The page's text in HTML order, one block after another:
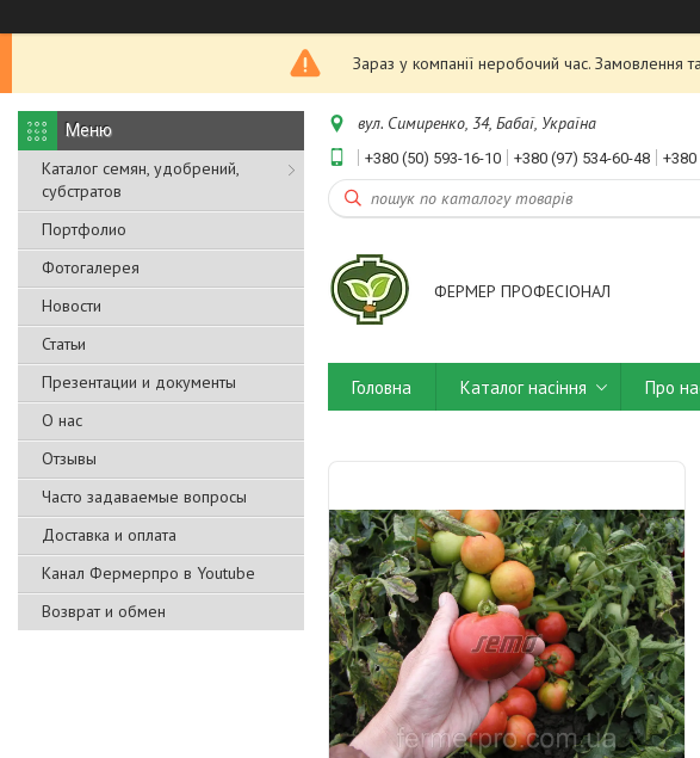
Зараз у компанії неробочий час. Замовлення
Каталог семян, удобрений,
субстратов
Портфолио
Фотогалерея
Новости
Статьи
Презентации и документы
О нас
Отзывы
Часто задаваемые вопросы
Доставка и оплата
Канал Фермерпро в Youtube
Возврат и обмен
вул. Симиренко, 34, Бабаї, Україна
+380 (50) 593-16-10 +380 (97) 534-60-48 +380
ФЕРМЕР ПРОФЕСІОНАЛ
Головна Каталог насіння Про